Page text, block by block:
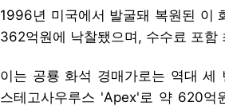
1996년 미국에서 발굴돼 복원된 이
362억원에 낙찰됐으며, 수수료 포함
이는 공룡 화석 경매가로는 역대 세
스테고사우루스 'Apex'로 약 620억